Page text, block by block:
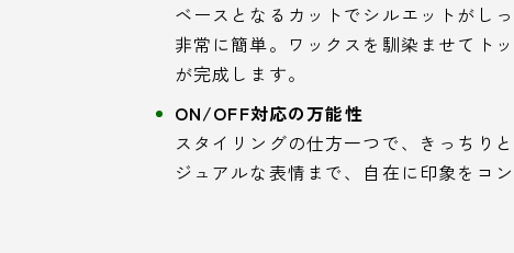
ベースとなるカットでシルエットがし
非常に簡単。ワックスを馴染ませてト
が完成します。
ON/OFF対応の万能性
スタイリングの仕方一つで、きっちり
ジュアルな表情まで、自在に印象をコ